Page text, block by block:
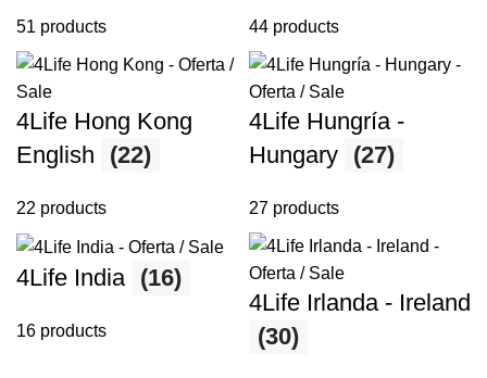
51 products 44 products
4Life Hong Kong
English
(22)
22 products
4Life Hungría -
Hungary (27)
27 products
4Life India (16)
16 products
4Life Irlanda - Ireland
(30)